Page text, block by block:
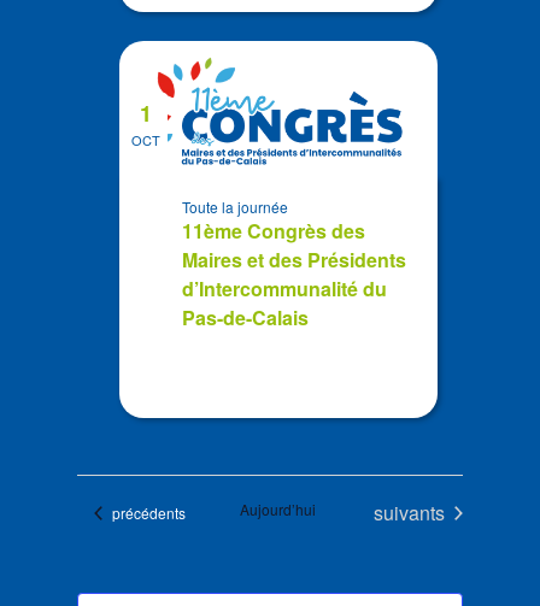
OCT
1
11ème Congrès des
Maires et des Présidents
d’Intercommunalité du
Pas-de-Calais
Toute la journée
Évènements
précédents Aujourd’hui Évènements
suivants